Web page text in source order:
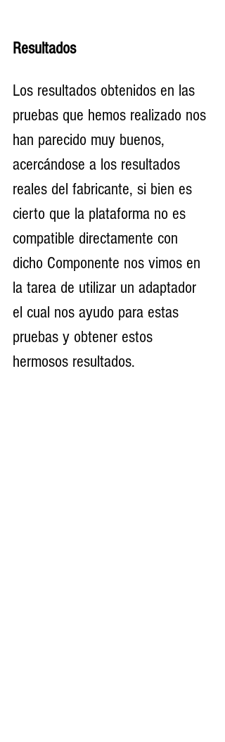
Resultados
Los resultados obtenidos en las
pruebas que hemos realizado nos
han parecido muy buenos,
acercándose a los resultados
reales del fabricante, si bien es
cierto que la plataforma no es
compatible directamente con
dicho Componente nos vimos en
la tarea de utilizar un adaptador
el cual nos ayudo para estas
pruebas y obtener estos
hermosos resultados.